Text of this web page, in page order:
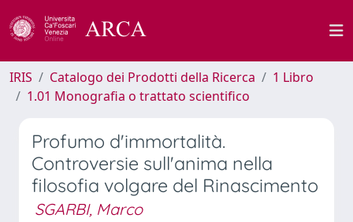
IRIS Catalogo dei Prodotti della Ricerca
1 Libro
1.01 Monografia o trattato scientifico
Profumo d'immortalità.
Controversie sull'anima nella
filosofia volgare del Rinascimento
SGARBI, Marco